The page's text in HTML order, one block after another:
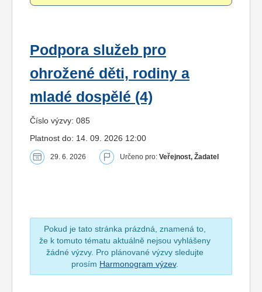
Podpora služeb pro
ohrožené děti, rodiny a
mladé dospělé (4)
Číslo výzvy: 085
Platnost do: 14. 09. 2026 12:00
29. 6. 2026 Určeno pro: Veřejnost, Žadatel
Pokud je tato stránka prázdná, znamená to,
že k tomuto tématu aktuálně nejsou vyhlášeny
žádné výzvy. Pro plánované výzvy sledujte
prosím Harmonogram výzev.